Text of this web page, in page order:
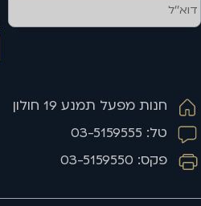
חנות מפעל תמנע 19 חולון
טל: 03-5159555
פקס: 03-5159550